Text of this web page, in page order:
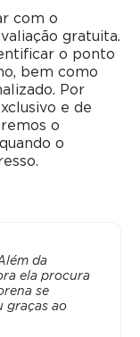
com o
gratuita.
o ponto
bem como
Por
e de
o
o
da
ela procura
se
graças ao